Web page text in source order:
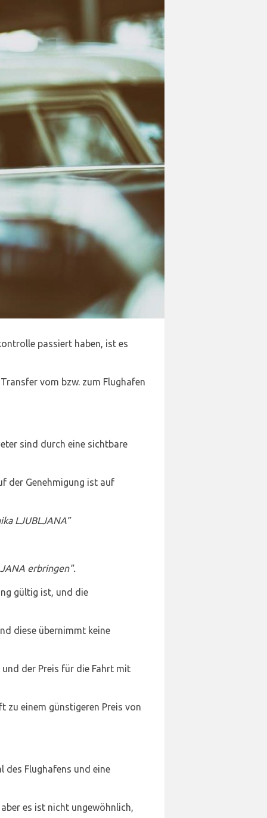
passiert haben, ist es
vom bzw. zum Flughafen
sind durch eine sichtbare
der Genehmigung ist auf
LJUBLJANA”
erbringen".
gültig ist, und die
diese übernimmt keine
der Preis für die Fahrt mit
zu einem günstigeren Preis von
des Flughafens und eine
es ist nicht ungewöhnlich,